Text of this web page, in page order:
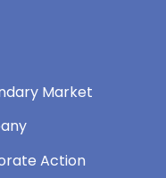
Market
Action